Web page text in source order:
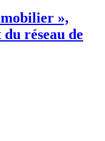
»,
réseau de